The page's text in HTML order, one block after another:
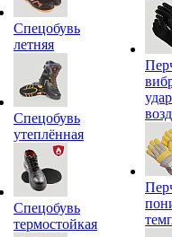
Спецобувь
летняя
Спецобувь
утеплённая
Спецобувь
термостойкая